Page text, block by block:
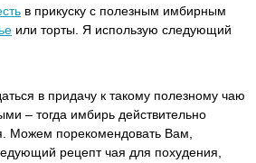
в прикуску с полезным имбирным
или торты. Я использую следующий
в придачу к такому полезному чаю
– тогда имбирь действительно
Можем порекомендовать Вам,
рецепт чая для похудения,